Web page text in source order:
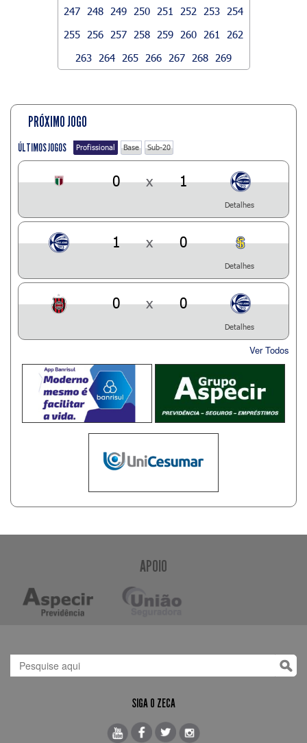
247
248 249 250 251 252 253
254
255
256 257 258 259 260 261
262
263
264 265 266 267 268 269
PRÓXIMO JOGO
ÚLTIMOS JOGOS Profissional Base Sub-20
0 x 1
Detalhes
1 x 0
Detalhes
0 x 0
Detalhes
Ver Todos
APOIO
SIGA O ZECA